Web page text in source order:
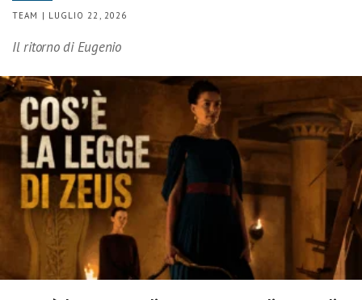
TEAM | LUGLIO 22, 2026
Il ritorno di Eugenio